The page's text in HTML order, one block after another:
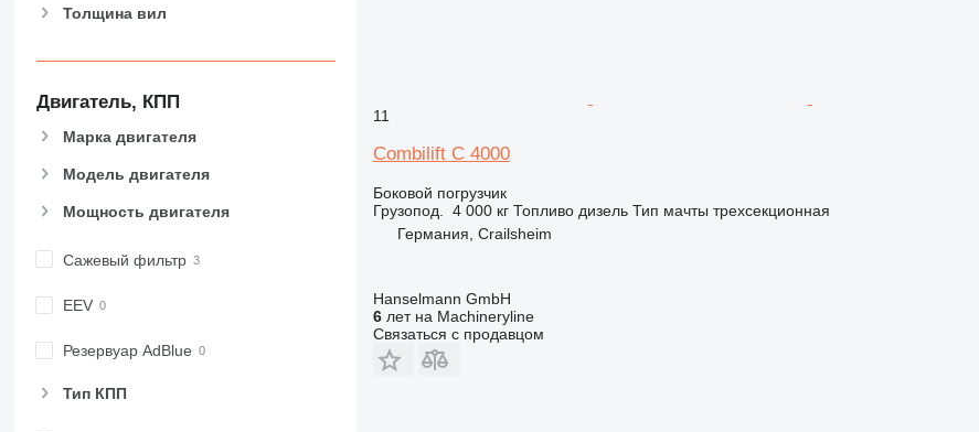
Толщина вил
Двигатель, КПП
Марка двигателя
Модель двигателя
Мощность двигателя
Сажевый фильтр
EEV
Резервуар AdBlue
Тип КПП
11
Combilift C 4000
Боковой погрузчик
Грузопод.
4 000 кг Топливо дизель Тип мачты трехсекционная
Германия, Crailsheim
Hanselmann GmbH
6лет на Machineryline
Связаться с продавцом